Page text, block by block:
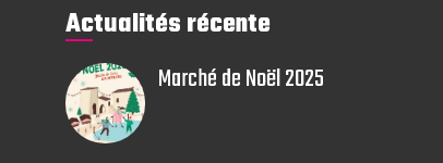
Actualités récente
Marché de Noël 2025